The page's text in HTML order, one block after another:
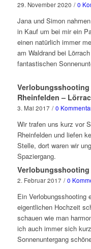
29. November 2020 / 0
Jana und Simon
in Kauf um bei mir ein
einen natürlich immer
am Waldrand bei
fantastischen
Rheinfelden –
3. Mai 2017 / 0
Wir trafen uns kurz vor
Rheinfelden und liefen
Stelle, dort waren wir
Spaziergang.
2. Februar 2017 / 0
Ein Verlobungsshooting
eigentlichen Hochzeit
schauen wie man
ich auch immer sich
Sonnenuntergang